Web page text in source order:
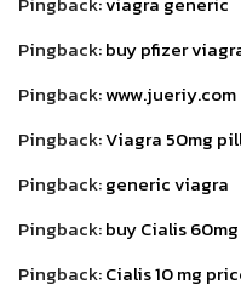
Pingback:buy pfizer
Pingback:www.jueriy.com
Pingback:Viagra 50mg
Pingback:generic viagra
Pingback:buy Cialis 60mg
Pingback:Cialis 10 mg